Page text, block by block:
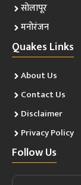
सोलापूर
मनोरंजन
Quakes Links
About Us
Contact Us
Disclaimer
Privacy Policy
Follow Us